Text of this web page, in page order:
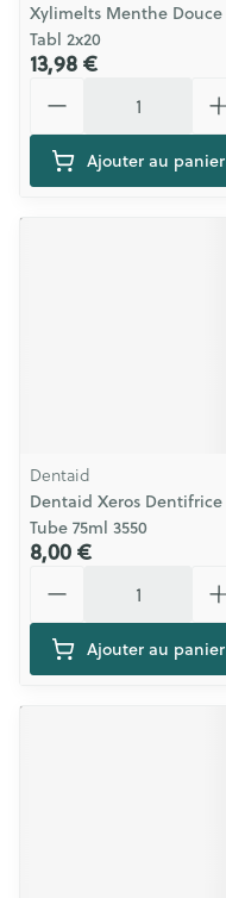
Xylimelts Menthe Douce
Tabl 2x20
13,98 €
Ajouter au panier
Dentaid
Dentaid Xeros Dentifrice
Tube 75ml 3550
8,00 €
Ajouter au panier